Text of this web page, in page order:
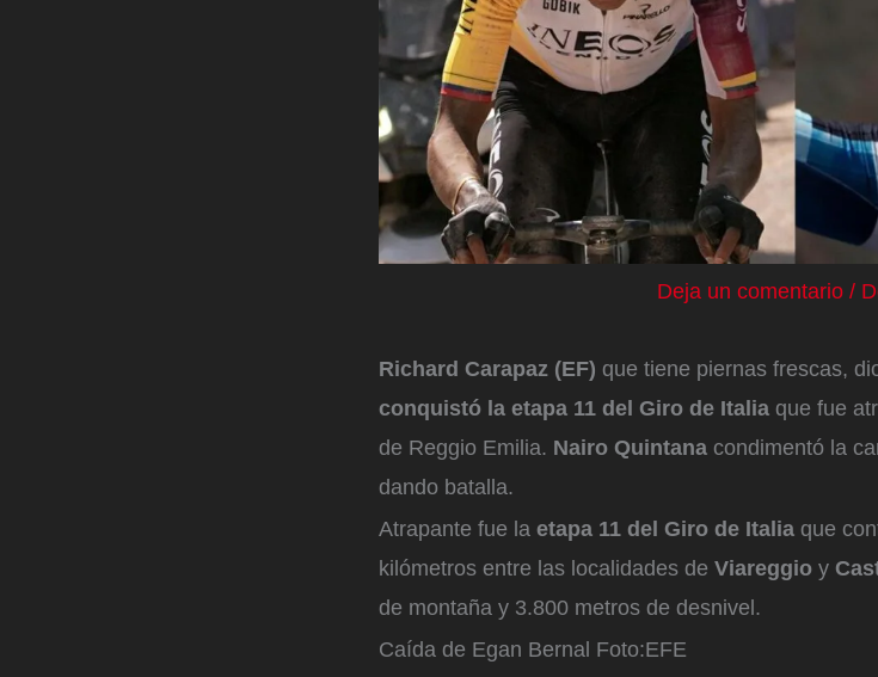
Deja un comentario /
Richard Carapaz (EF) que tiene piernas frescas,
conquistó la etapa 11 del Giro de Italia que fue
de Reggio Emilia. Nairo Quintana condimentó la
dando batalla.
Atrapante fue la etapa 11 del Giro de Italia que
kilómetros entre las localidades de Viareggio y
de montaña y 3.800 metros de desnivel.
Caída de Egan Bernal Foto:EFE